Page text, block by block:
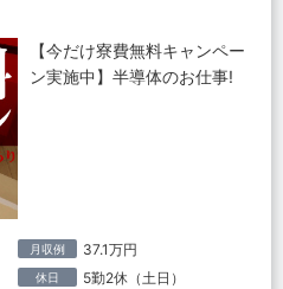
【今だけ寮費無料キャンペー
ン実施中】半導体のお仕事!
月収例 37.1万円
休日 5勤2休（土日）